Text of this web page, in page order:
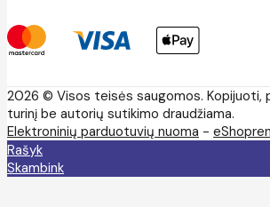
2026 © Visos teisės saugomos. Kopijuoti,
turinį be autorių sutikimo draudžiama.
Elektroninių parduotuvių nuoma -
Rašyk
Skambink